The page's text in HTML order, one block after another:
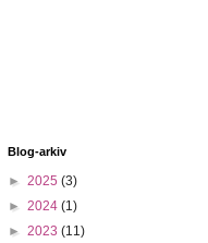
Blog-arkiv
► 2025 (3)
► 2024 (1)
► 2023 (11)